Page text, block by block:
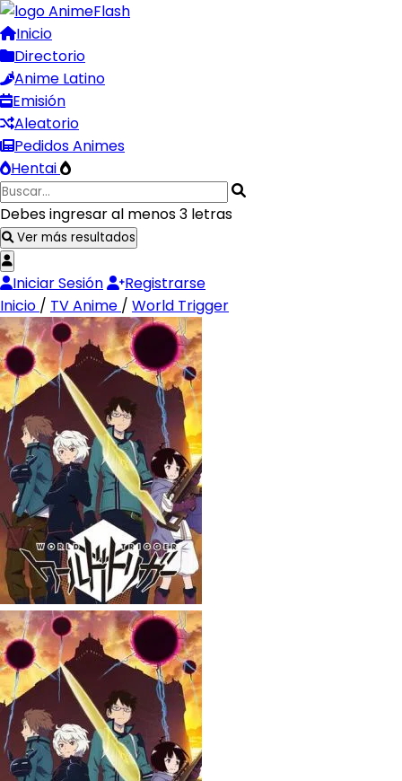
Inicio
Directorio
Anime Latino
Emisión
Aleatorio
Pedidos Animes
Hentai
Debes ingresar al menos 3 letras
Ver más resultados
Iniciar Sesión
Registrarse
Inicio / TV Anime / World Trigger